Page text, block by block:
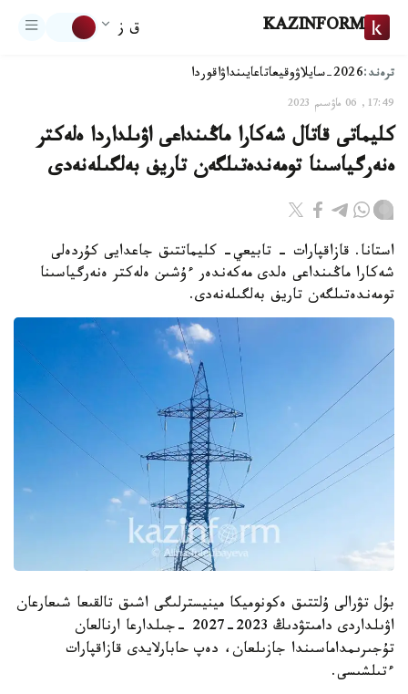
KAZINFORM ق ز
ترەند:2026-سايلاۋ وقيعاتاعايىنداۋاقوردا
17:49, 06 ماۋسىم 2023
كليماتى قاتال شەكارا ماڭىنداعى اۋىلداردا ەلەكتر
ەنەرگياسىنا تومەندەتىلگەن تاريف بەلگىلەنەدى
استانا. قازاقپارات - تابيعي- كليماتتىق جاعدايى كۇردەلى
شەكارا ماڭىنداعى ەلدى مەكەندەر ءۇشىن ەلەكتر ەنەرگياسىنا
تومەندەتىلگەن تاريف بەلگىلەنەدى.
بۇل تۋرالى ۇلتتىق ەكونوميكا مينيسترلىگى اشىق تالقىعا شىعارعان
اۋىلداردى دامىتۋدىڭ 2023-2027 -جىلدارعا ارنالعان
تۇجىرىمداماسىندا جازىلعان، دەپ حابارلايدى قازاقپارات
ءتىلشىسى.